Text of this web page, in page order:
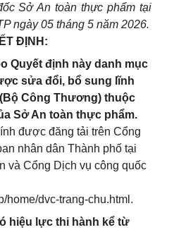
Sở An toàn thực phẩm tại
ngày 05 tháng 5 năm 2026.
ĐỊNH:
Quyết định này danh mục
sửa đổi, bổ sung lĩnh
Công Thương) thuộc
Sở An toàn thực phẩm.
được đăng tải trên Cổng
nhân dân Thành phố tại
và Cổng Dịch vụ công quốc
home/dvc-trang-chu.html.
hiệu lực thi hành kể từ